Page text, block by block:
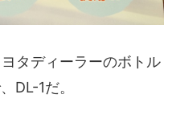
タディーラーのボトル
DL-1だ。